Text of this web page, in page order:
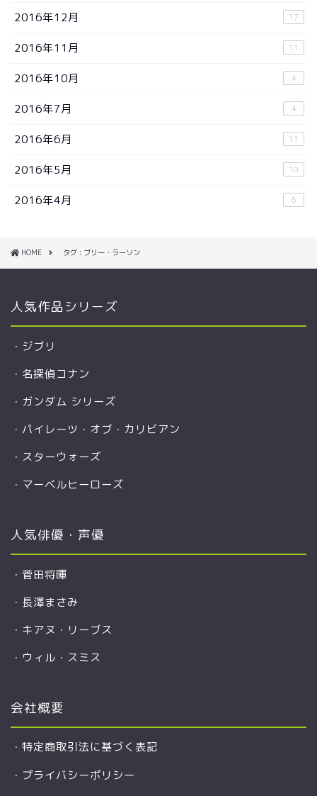
2016年12月 17
2016年11月 11
2016年10月 4
2016年7月 4
2016年6月 11
2016年5月 10
2016年4月 6
HOME タグ : ブリー・ラーソン
人気作品シリーズ
・ ジブリ
・ 名探偵コナン
・ ガンダム シリーズ
・ パイレーツ・オブ・カリビアン
・ スターウォーズ
・ マーベルヒーローズ
人気俳優・声優
・ 菅田将暉
・ 長澤まさみ
・ キアヌ・リーブス
・ ウィル・スミス
会社概要
・ 特定商取引法に基づく表記
・ プライバシーポリシー